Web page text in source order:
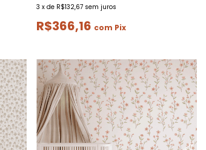
3 x de R$132,67 sem juros
R$366,16 com Pix